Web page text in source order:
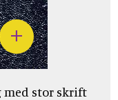
med stor skrift